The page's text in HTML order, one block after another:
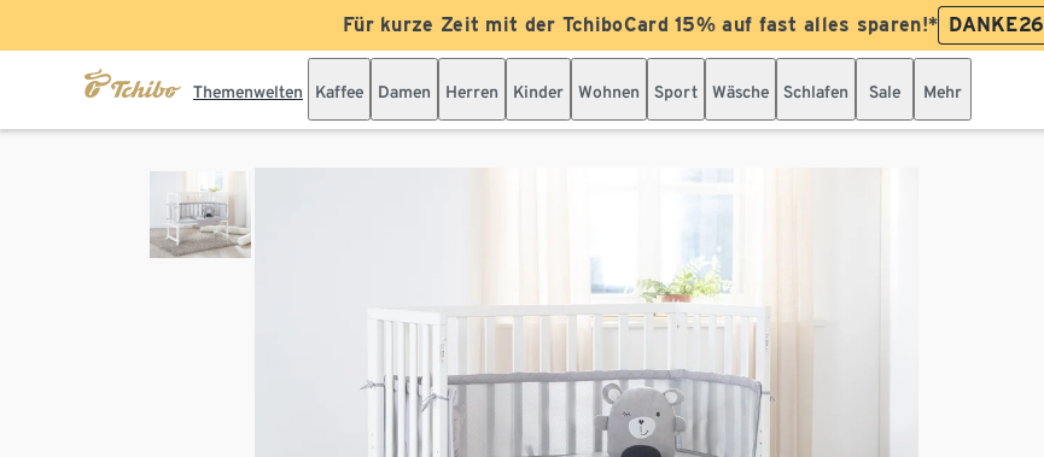
Für kurze Zeit mit der TchiboCard 15% auf fast alles sparen!* DANKE26
Themenwelten Kaffee Damen Herren Kinder Wohnen Sport Wäsche Schlafen Sale Mehr